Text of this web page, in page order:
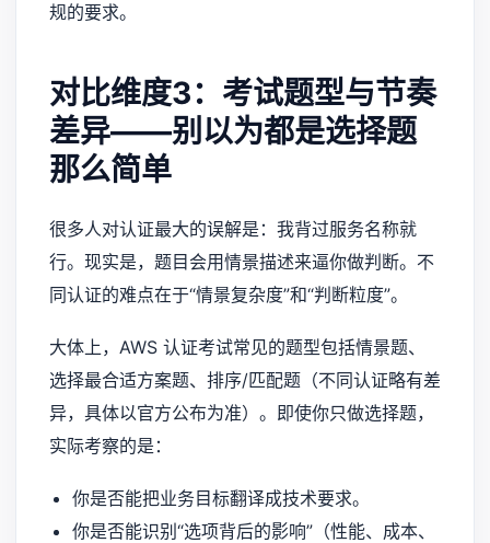
规的要求。
对比维度3：考试题型与节奏
差异——别以为都是选择题
那么简单
很多人对认证最大的误解是：我背过服务名称就
行。现实是，题目会用情景描述来逼你做判断。不
同认证的难点在于“情景复杂度”和“判断粒度”。
大体上，AWS 认证考试常见的题型包括情景题、
选择最合适方案题、排序/匹配题（不同认证略有差
异，具体以官方公布为准）。即使你只做选择题，
实际考察的是：
你是否能把业务目标翻译成技术要求。
你是否能识别“选项背后的影响”（性能、成本、